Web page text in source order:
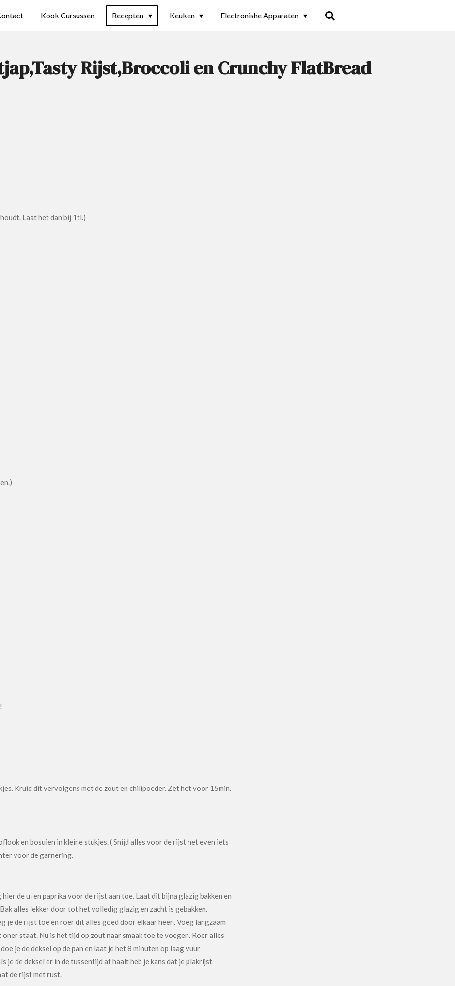
Kook Cursussen Recepten Keuken Electronishe Apparaten
Rijst,Broccoli en Crunchy FlatBread
Laat het dan bij 1tl.)
Kruid dit vervolgens met de zout en chilipoeder. Zet het voor 15min.
en bosuien in kleine stukjes. ( Snijd alles voor de rijst net even iets
voor de garnering.
de ui en paprika voor de rijst aan toe. Laat dit bijna glazig bakken en
alles lekker door tot het volledig glazig en zacht is gebakken.
je de rijst toe en roer dit alles goed door elkaar heen. Voeg langzaam
staat. Nu is het tijd op zout naar smaak toe te voegen. Roer alles
je de deksel op de pan en laat je het 8 minuten op laag vuur
je de deksel er in de tussentijd af haalt heb je kans dat je plakrijst
de rijst met rust.